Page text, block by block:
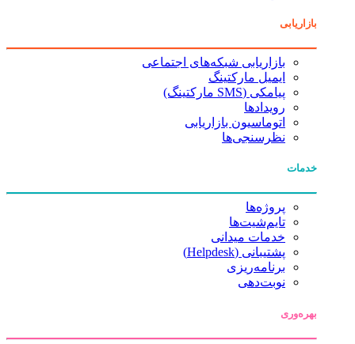
بازاریابی
بازاریابی شبکه‌های اجتماعی
ایمیل مارکتینگ
پیامکی (SMS مارکتینگ)
رویدادها
اتوماسیون بازاریابی
نظرسنجی‌ها
خدمات
پروژه‌ها
تایم‌شیت‌ها
خدمات میدانی
پشتیبانی (Helpdesk)
برنامه‌ریزی
نوبت‌دهی
بهره‌وری